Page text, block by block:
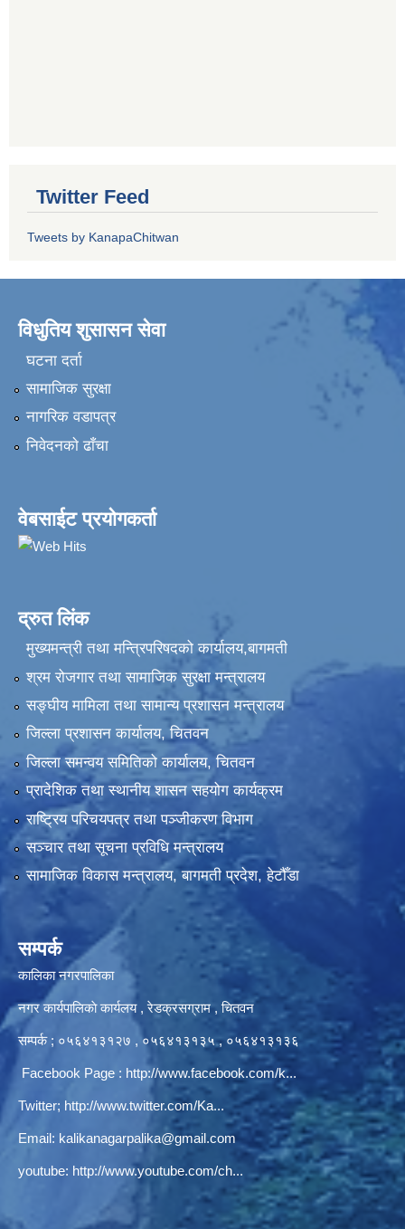
Twitter Feed
Tweets by KanapaChitwan
विधुतिय शुसासन सेवा
घटना दर्ता
सामाजिक सुरक्षा
नागरिक वडापत्र
निवेदनकाे ढाँचा
वेबसाईट प्रयोगकर्ता
द्रुत लिंक
मुख्यमन्त्री तथा मन्त्रिपरिषदको कार्यालय,बागमती
श्रम रोजगार तथा सामाजिक सुरक्षा मन्त्रालय
सङ्‍घीय मामिला तथा सामान्य प्रशासन मन्त्रालय
जिल्ला प्रशासन कार्यालय, चितवन
जिल्ला समन्वय समितिको कार्यालय, चितवन
प्रादेशिक तथा स्थानीय शासन सहयोग कार्यक्रम
राष्ट्रिय परिचयपत्र तथा पञ्‍जीकरण विभाग
सञ्‍चार तथा सूचना प्रविधि मन्त्रालय
सामाजिक विकास मन्त्रालय, बागमती प्रदेश, हेटौँडा
सम्पर्क
कालिका नगरपालिका
नगर कार्यपालिकाे कार्यलय‍ , रेडक्रसग्राम , चितवन
सम्पर्क ; ०५६४१३१२७ , ०५६४१३१३५ , ०५६४१३१३६
Facebook Page : http://www.facebook.com/k...
Twitter; http://www.twitter.com/Ka...
Email: kalikanagarpalika@gmail.com
youtube: http://www.youtube.com/ch...